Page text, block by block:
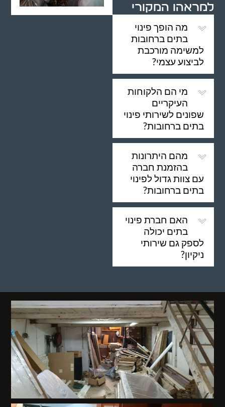
למראהו המקורי
מה הופך פינוי
בתים ברחובות
למשימה מורכבת
לביצוע עצמי?
מי הם הלקוחות
העיקריים
שפונים לשירותי פינוי
בתים ברחובות?
מהם היתרונות
בהזמנת חברה
עם צוות גדול לפינוי
בתים ברחובות?
האם חברת פינוי
בתים יכולה
לספק גם שירותי
ניקיון?